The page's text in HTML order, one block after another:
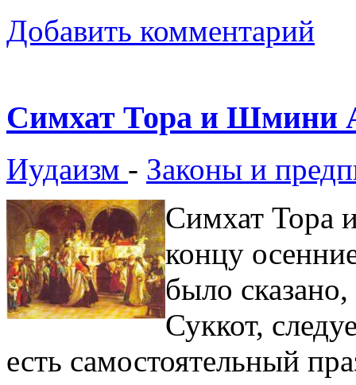
Добавить комментарий
Симхат Тора и Шмини
Иудаизм - Законы и
Симхат Тора
концу
было
Суккот,
есть самостоятельный